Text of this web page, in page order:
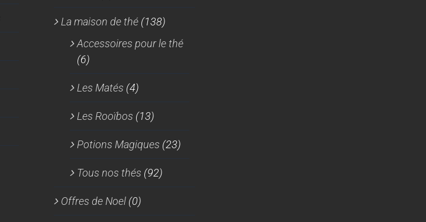
La maison de thé (138)
Accessoires pour le thé
(6)
Les Matés (4)
Les Rooïbos (13)
Potions Magiques (23)
Tous nos thés (92)
Offres de Noel (0)